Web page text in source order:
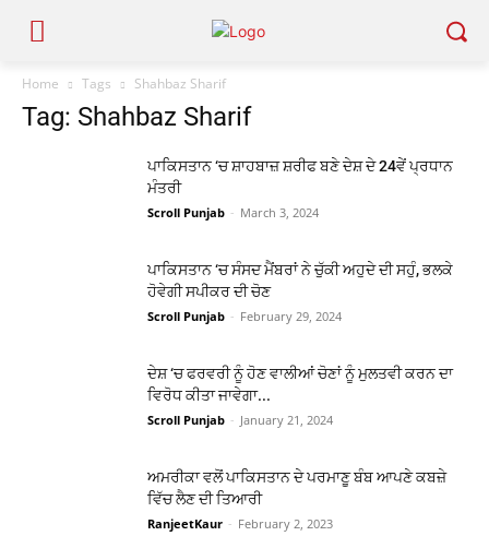
Home Tags Shahbaz Sharif
Tag: Shahbaz Sharif
ਪਾਕਿਸਤਾਨ ‘ਚ ਸ਼ਾਹਬਾਜ਼ ਸ਼ਰੀਫ ਬਣੇ ਦੇਸ਼ ਦੇ 24ਵੇਂ ਪ੍ਰਧਾਨ
ਮੰਤਰੀ
Scroll Punjab - March 3, 2024
ਪਾਕਿਸਤਾਨ ‘ਚ ਸੰਸਦ ਮੈਂਬਰਾਂ ਨੇ ਚੁੱਕੀ ਅਹੁਦੇ ਦੀ ਸਹੁੰ, ਭਲਕੇ
ਹੋਵੇਗੀ ਸਪੀਕਰ ਦੀ ਚੋਣ
Scroll Punjab - February 29, 2024
ਦੇਸ਼ ‘ਚ ਫਰਵਰੀ ਨੂੰ ਹੋਣ ਵਾਲੀਆਂ ਚੋਣਾਂ ਨੂੰ ਮੁਲਤਵੀ ਕਰਨ ਦਾ
ਵਿਰੋਧ ਕੀਤਾ ਜਾਵੇਗਾ...
Scroll Punjab - January 21, 2024
ਅਮਰੀਕਾ ਵਲੋਂ ਪਾਕਿਸਤਾਨ ਦੇ ਪਰਮਾਣੂ ਬੰਬ ਆਪਣੇ ਕਬਜ਼ੇ
ਵਿੱਚ ਲੈਣ ਦੀ ਤਿਆਰੀ
RanjeetKaur - February 2, 2023